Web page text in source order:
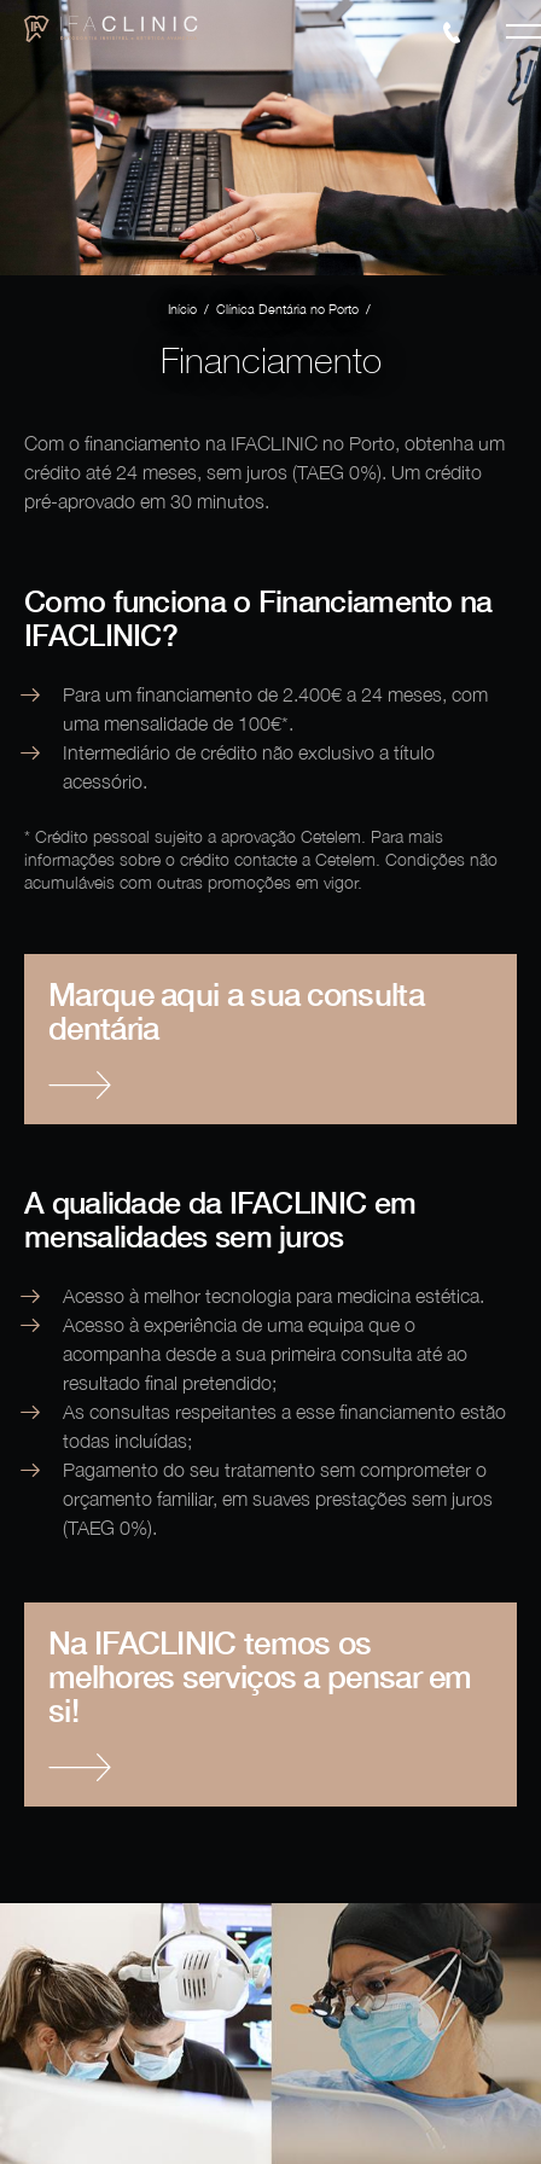
Início/ Clínica Dentária no Porto/
Financiamento
Com o financiamento na IFACLINIC no Porto, obtenha um
crédito até 24 meses, sem juros (TAEG 0%). Um crédito
pré-aprovado em 30 minutos.
Como funciona o Financiamento na
IFACLINIC?
Para um financiamento de 2.400€ a 24 meses, com
uma mensalidade de 100€*.
Intermediário de crédito não exclusivo a título
acessório.
* Crédito pessoal sujeito a aprovação Cetelem. Para mais
informações sobre o crédito contacte a Cetelem. Condições não
acumuláveis com outras promoções em vigor.
Marque aqui a sua consulta
dentária
A qualidade da IFACLINIC em
mensalidades sem juros
Acesso à melhor tecnologia para medicina estética.
Acesso à experiência de uma equipa que o
acompanha desde a sua primeira consulta até ao
resultado final pretendido;
As consultas respeitantes a esse financiamento estão
todas incluídas;
Pagamento do seu tratamento sem comprometer o
orçamento familiar, em suaves prestações sem juros
(TAEG 0%).
Na IFACLINIC temos os
melhores serviços a pensar em
si!